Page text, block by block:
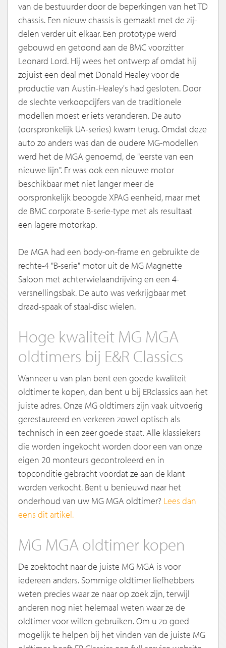
van de bestuurder door de beperkingen van het TD
chassis. Een nieuw chassis is gemaakt met de zij-
delen verder uit elkaar. Een prototype werd
gebouwd en getoond aan de BMC voorzitter
Leonard Lord. Hij wees het ontwerp af omdat hij
zojuist een deal met Donald Healey voor de
productie van Austin-Healey's had gesloten. Door
de slechte verkoopcijfers van de traditionele
modellen moest er iets veranderen. De auto
(oorspronkelijk UA-series) kwam terug. Omdat deze
auto zo anders was dan de oudere MG-modellen
werd het de MGA genoemd, de "eerste van een
nieuwe lijn". Er was ook een nieuwe motor
beschikbaar met niet langer meer de
oorspronkelijk beoogde XPAG eenheid, maar met
de BMC corporate B-serie-type met als resultaat
een lagere motorkap.
De MGA had een body-on-frame en gebruikte de
rechte-4 "B-serie" motor uit de MG Magnette
Saloon met achterwielaandrijving en een 4-
versnellingsbak. De auto was verkrijgbaar met
draad-spaak of staal-disc wielen.
Hoge kwaliteit MG MGA
oldtimers bij E&R Classics
Wanneer u van plan bent een goede kwaliteit
oldtimer te kopen, dan bent u bij ERclassics aan het
juiste adres. Onze MG oldtimers zijn vaak uitvoerig
gerestaureerd en verkeren zowel optisch als
technisch in een zeer goede staat. Alle klassiekers
die worden ingekocht worden door een van onze
eigen 20 monteurs gecontroleerd en in
topconditie gebracht voordat ze aan de klant
worden verkocht. Bent u benieuwd naar het
onderhoud van uw MG MGA oldtimer? Lees dan
eens dit artikel.
MG MGA oldtimer kopen
De zoektocht naar de juiste MG MGA is voor
iedereen anders. Sommige oldtimer liefhebbers
weten precies waar ze naar op zoek zijn, terwijl
anderen nog niet helemaal weten waar ze de
oldtimer voor willen gebruiken. Om u zo goed
mogelijk te helpen bij het vinden van de juiste MG